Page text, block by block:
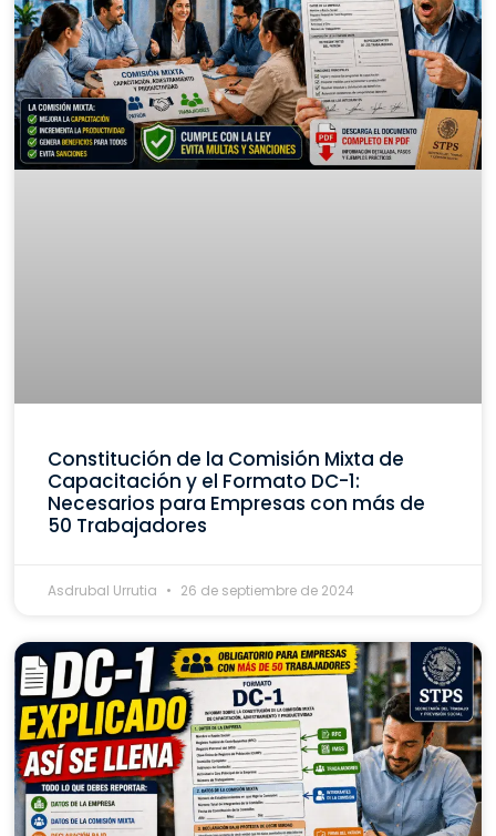
Constitución de la Comisión Mixta de
Capacitación y el Formato DC-1:
Necesarios para Empresas con más de
50 Trabajadores
Asdrubal Urrutia 26 de septiembre de 2024